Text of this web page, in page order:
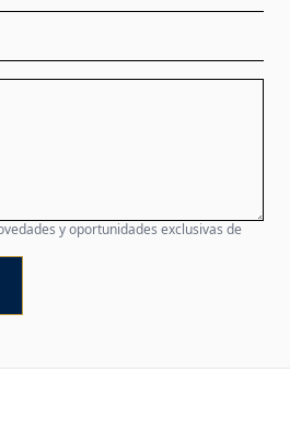
y oportunidades exclusivas de